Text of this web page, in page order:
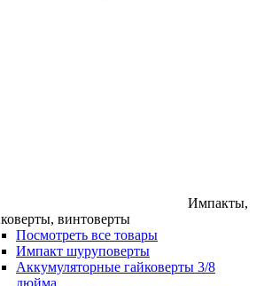
Импакты,
винтоверты
Посмотреть все товары
Импакт шуруповерты
Аккумуляторные гайковерты 3/8
дюйма